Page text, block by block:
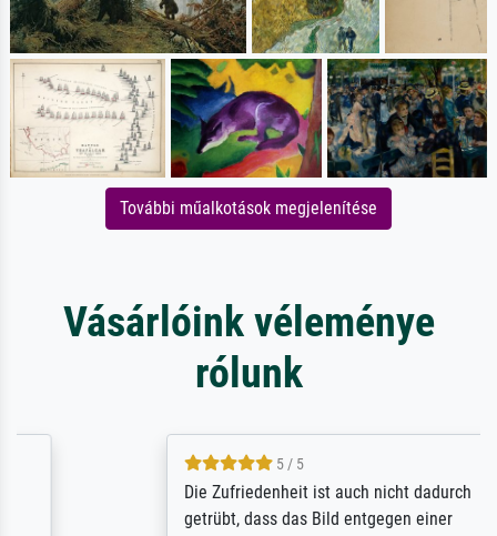
További műalkotások megjelenítése
Vásárlóink véleménye
rólunk
5 / 5
Die Zufriedenheit ist auch nicht dadurch
getrübt, dass das Bild entgegen einer